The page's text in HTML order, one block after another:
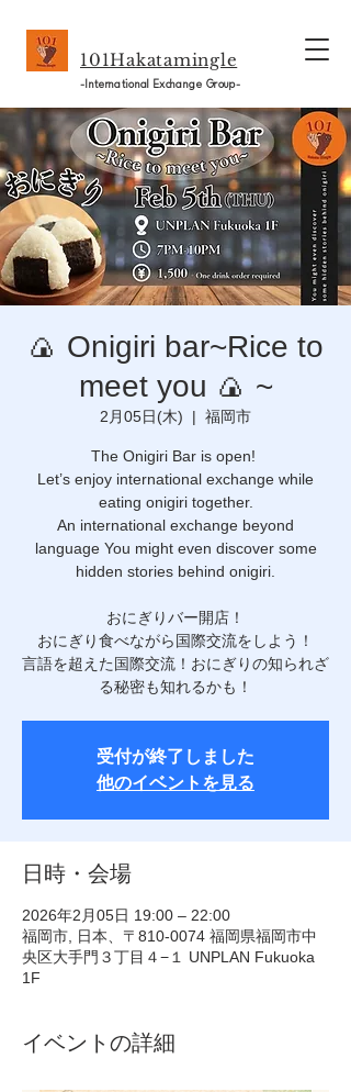
101Hakatamingle
-International Exchange Group-
🍙 Onigiri bar~Rice to
meet you 🍙 ~
2月05日(木)
  |
福岡市
The Onigiri Bar is open!
Let’s enjoy international exchange while
eating onigiri together.
An international exchange beyond
language You might even discover some
hidden stories behind onigiri.
おにぎりバー開店！
おにぎり食べながら国際交流をしよう！
言語を超えた国際交流！おにぎりの知られざ
る秘密も知れるかも！
受付が終了しました
他のイベントを見る
日時・会場
2026年2月05日 19:00 – 22:00
福岡市, 日本、〒810-0074 福岡県福岡市中
央区大手門３丁目４−１ UNPLAN Fukuoka
1F
イベントの詳細